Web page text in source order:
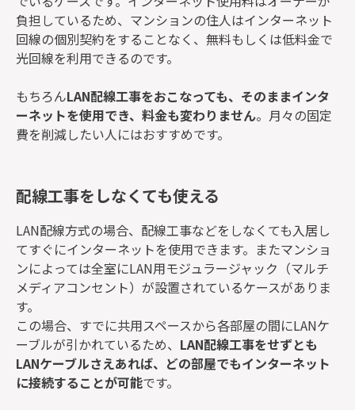
負担しているため、マンションの住人はインターネット
回線の個別契約をすることなく、無料もしくは低料金で
光回線を利用できるのです。
もちろんLAN配線工事をおこなっても、そのままインタ
ーネットを使用でき、料金も変わりません。月々の固定
費を削減したい人にはおすすめです。
配線工事をしなくても使える
LAN配線方式の場合、配線工事などをしなくても入居し
てすぐにインターネットを使用できます。またマンショ
ンによっては全室にLAN用モジュラージャック（マルチ
メディアコンセント）が設置されているケースがありま
す。
この場合、すでに共用スペースから各部屋の間にLANケ
ーブルが引かれているため、 LAN配線工事をせずとも
LANケーブルさえあれば、どの部屋でもインターネット
に接続することが可能です。